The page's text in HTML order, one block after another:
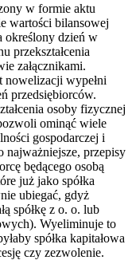
w formie aktu
wartości bilansowej
określony dzień w
przekształcenia
załącznikami.
nowelizacji wypełni
przedsiębiorców.
osoby fizycznej
ominąć wiele
gospodarczej i
najważniejsze, przepisy
będącego osobą
już jako spółka
ubiegać, gdyż
spółkę z o. o. lub
Wyeliminuje to
spółka kapitałowa
czy zezwolenie.